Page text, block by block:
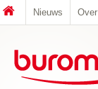
Nieuws